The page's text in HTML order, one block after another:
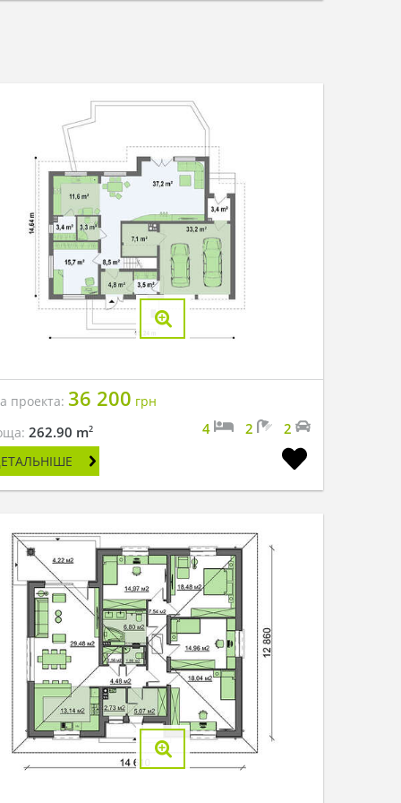
проекта: 36 200 грн
262.90 m2 4 2 2